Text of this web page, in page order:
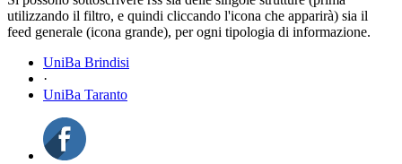
utilizzando il filtro, e quindi cliccando l'icona che apparirà) sia il
feed generale (icona grande), per ogni tipologia di informazione.
UniBa Brindisi
·
UniBa Taranto